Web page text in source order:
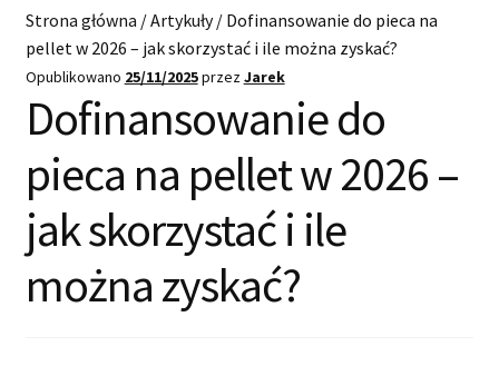
Kup pellet
Dostawa i płatności
O nas
Blog
Kontakt
Strona główna /Artykuły/ Dofinansowanie do pieca na
pellet w 2026 – jak skorzystać i ile można zyskać?
Opublikowano 25/11/2025przezJarek
Dofinansowanie do
pieca na pellet w 2026 –
jak skorzystać i ile
można zyskać?